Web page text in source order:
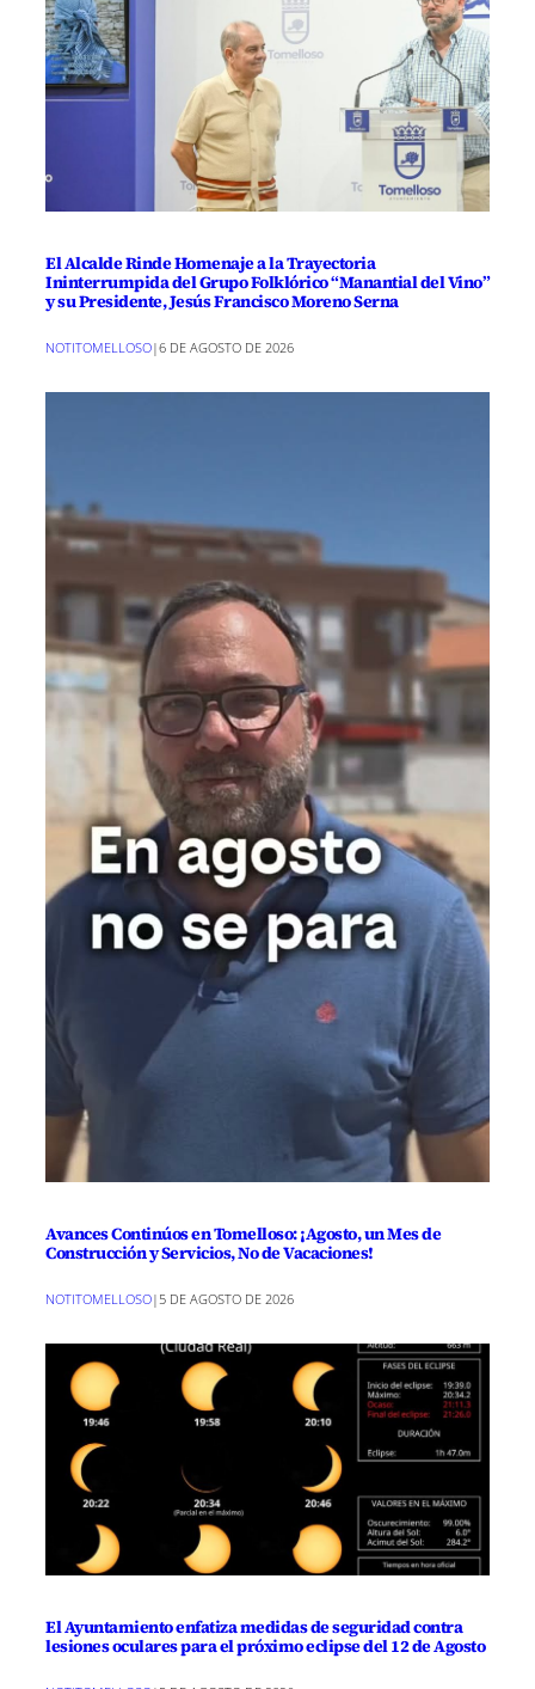
El Alcalde Rinde Homenaje a la Trayectoria
Ininterrumpida del Grupo Folklórico “Manantial del Vino”
y su Presidente, Jesús Francisco Moreno Serna
NOTITOMELLOSO|6 DE AGOSTO DE 2026
Avances Continúos en Tomelloso: ¡Agosto, un Mes de
Construcción y Servicios, No de Vacaciones!
NOTITOMELLOSO| 5 DE AGOSTO DE 2026
El Ayuntamiento enfatiza medidas de seguridad contra
lesiones oculares para el próximo eclipse del 12 de Agosto